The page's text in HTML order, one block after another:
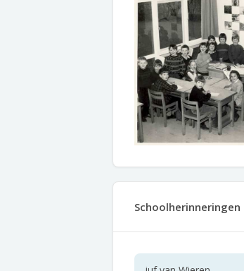
Schoolherinneringen